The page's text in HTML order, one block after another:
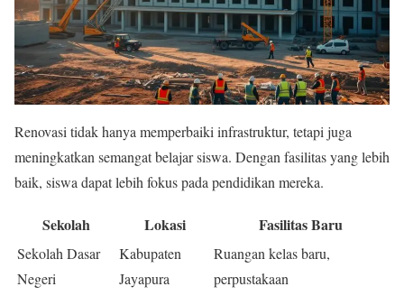
Renovasi tidak hanya memperbaiki infrastruktur, tetapi juga
meningkatkan semangat belajar siswa. Dengan fasilitas yang lebih
baik, siswa dapat lebih fokus pada pendidikan mereka.
Sekolah Lokasi Fasilitas Baru
Sekolah Dasar
Negeri
Kabupaten
Jayapura
Ruangan kelas baru,
perpustakaan